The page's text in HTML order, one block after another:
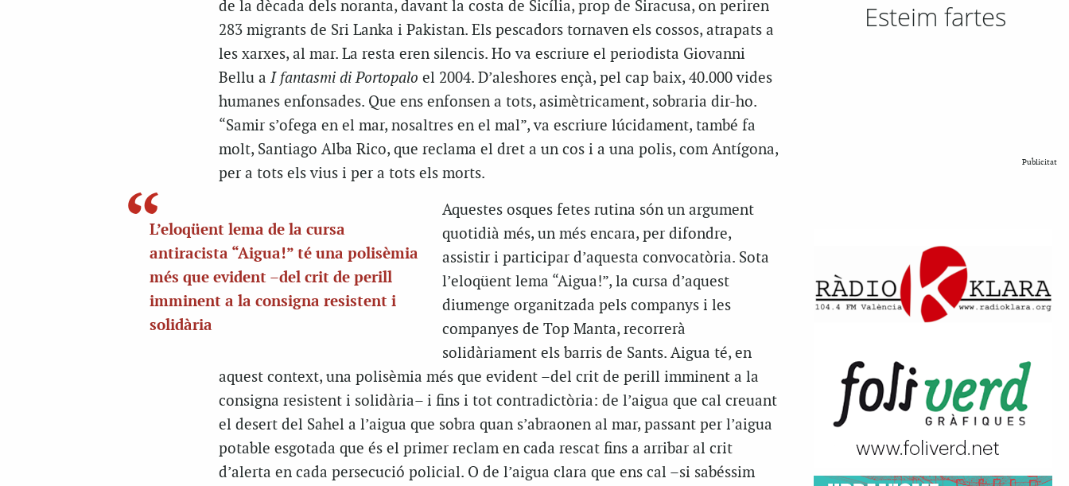
de la dècada dels noranta, davant la costa de Sicília, prop de Siracusa, on periren
283 migrants de Sri Lanka i Pakistan. Els pescadors tornaven els cossos, atrapats a
les xarxes, al mar. La resta eren silencis. Ho va escriure el periodista Giovanni
Bellu a I fantasmi di Portopalo el 2004. D’aleshores ençà, pel cap baix, 40.000 vides
humanes enfonsades. Que ens enfonsen a tots, asimètricament, sobraria dir-ho.
“Samir s’ofega en el mar, nosaltres en el mal”, va escriure lúcidament, també fa
molt, Santiago Alba Rico, que reclama el dret a un cos i a una polis, com Antígona,
per a tots els vius i per a tots els morts.
L’eloqüent lema de la cursa
antiracista “Aigua!” té una polisèmia
més que evident –del crit de perill
imminent a la consigna resistent i
solidària
Aquestes osques fetes rutina són un argument
quotidià més, un més encara, per difondre,
assistir i participar d’aquesta convocatòria. Sota
l’eloqüent lema “Aigua!”, la cursa d’aquest
diumenge organitzada pels companys i les
companyes de Top Manta, recorrerà
solidàriament els barris de Sants. Aigua té, en
aquest context, una polisèmia més que evident –del crit de perill imminent a la
consigna resistent i solidària– i fins i tot contradictòria: de l’aigua que cal creuant
el desert del Sahel a l’aigua que sobra quan s’abraonen al mar, passant per l’aigua
potable esgotada que és el primer reclam en cada rescat fins a arribar al crit
d’alerta en cada persecució policial. O de l’aigua clara que ens cal –si sabéssim
Esteim fartes
Publicitat